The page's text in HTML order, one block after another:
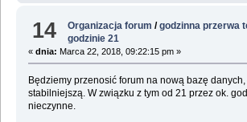
14 Organizacja forum /godzinna przerwa
godzinie 21
« dnia: Marca 22, 2018, 09:22:15 pm »
Będziemy przenosić forum na nową bazę
stabilniejszą. W związku z tym od 21 przez ok.
nieczynne.